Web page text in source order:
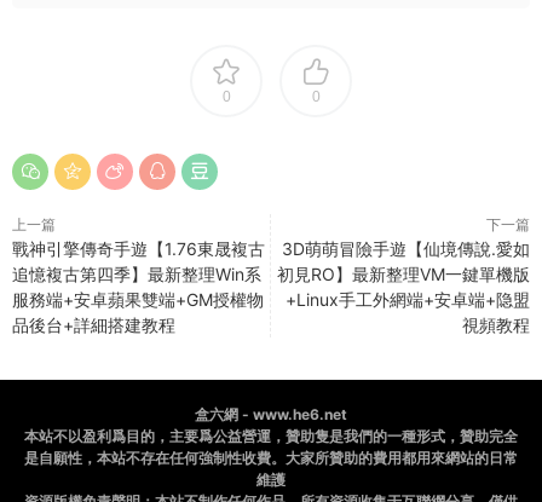
0 0
上一篇
戰神引擎傳奇手遊【1.76東晟複古
追憶複古第四季】最新整理Win系
服務端+安卓蘋果雙端+GM授權物
品後台+詳細搭建教程
下一篇
3D萌萌冒險手遊【仙境傳說.愛如
初見RO】最新整理VM一鍵單機版
+Linux手工外網端+安卓端+隐盟
視頻教程
盒六網 - www.he6.net
本站不以盈利爲目的，主要爲公益營運，贊助隻是我們的一種形式，贊助完全
是自願性，本站不存在任何強制性收費。大家所贊助的費用都用來網站的日常
維護